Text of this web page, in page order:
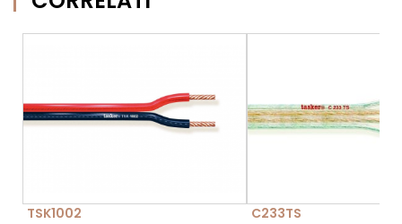
TSK1002
C233TS